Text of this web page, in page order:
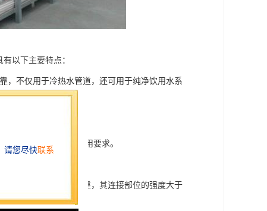
以下主要特点：
，不仅用于冷热水管道，还可用于纯净饮用水系
规范中热水系统的使用要求。
，安装方便，接头可靠，其连接部位的强度大于